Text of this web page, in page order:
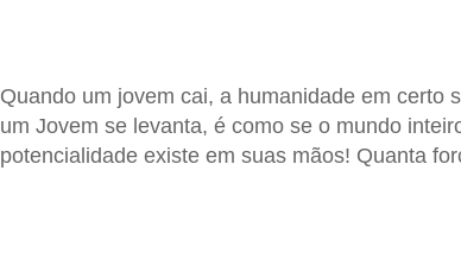
Quando um jovem cai, a humanidade em certo
um Jovem se levanta, é como se o mundo
potencialidade existe em suas mãos! Quanta